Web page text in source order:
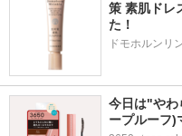
策 素肌ドレ
た！
ドモホルンリ
今日は"やわ
ープルーフ)